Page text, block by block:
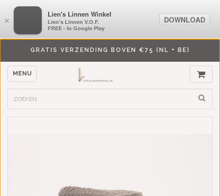
GRATIS VERZENDING BOVEN €75 (NL + BE)
MENU
×
LiensLinnenwinkel.nl
Lien's Linnen V.O.F.
FREE - In Google Play
DOWNLOAD
×
Lien's Linnen Winkel
Lien's Linnen V.O.F.
FREE - In Google Play
DOWNLOAD